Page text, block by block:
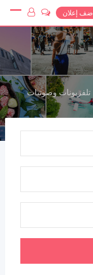
إعلان
تلفزيونات وصوتيات